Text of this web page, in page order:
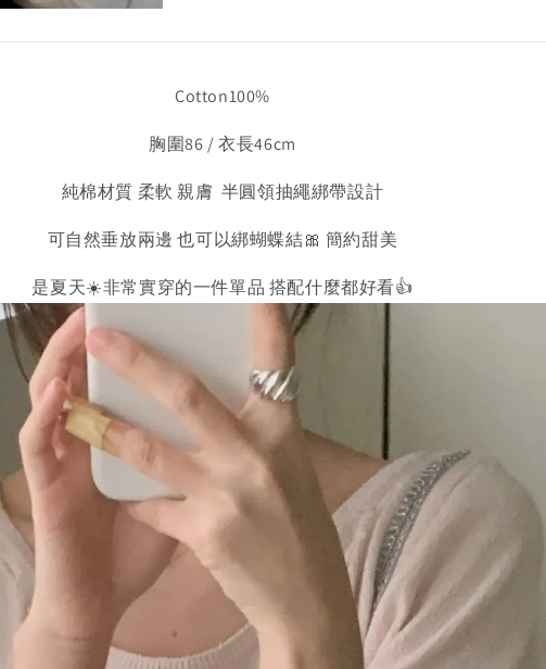
Cotton100%
胸圍86 / 衣長46cm
純棉材質 柔軟 親膚 半圓領抽繩綁帶設計
可自然垂放兩邊 也可以綁蝴蝶結🎀 簡約甜美
是夏天☀️非常實穿的一件單品 搭配什麼都好看👍